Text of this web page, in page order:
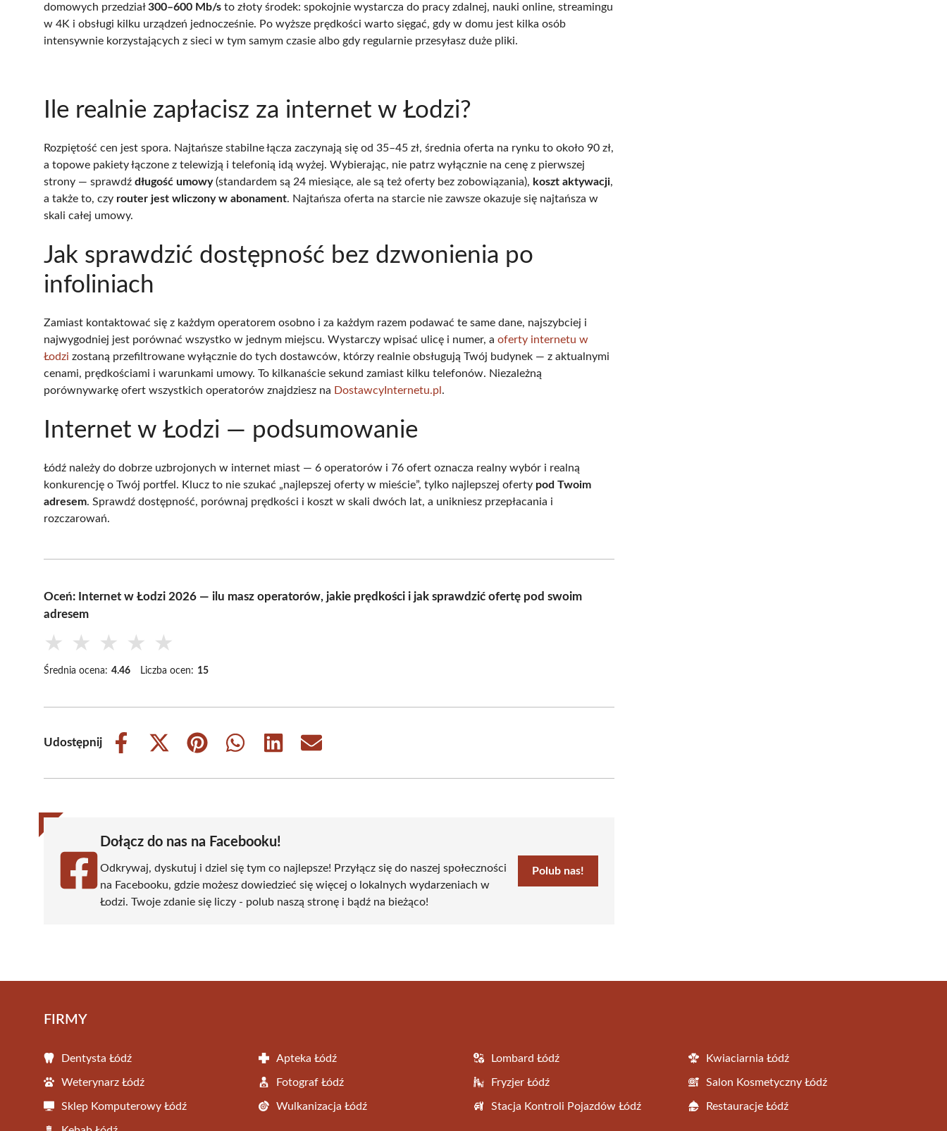
domowych przedział300–600 Mb/s to złoty środek: spokojnie wystarcza do pracy zdalnej, nauki online, streamingu
w 4K i obsługi kilku urządzeń jednocześnie. Po wyższe prędkości warto sięgać, gdy w domu jest kilka osób
intensywnie korzystających z sieci w tym samym czasie albo gdy regularnie przesyłasz duże pliki.
Ile realnie zapłacisz za internet w Łodzi?
Rozpiętość cen jest spora. Najtańsze stabilne łącza zaczynają się od 35–45 zł, średnia oferta na rynku to około 90 zł,
a topowe pakiety łączone z telewizją i telefonią idą wyżej. Wybierając, nie patrz wyłącznie na cenę z pierwszej
strony — sprawdź długość umowy(standardem są 24 miesiące, ale są też oferty bez zobowiązania), koszt aktywacji,
a także to, czy router jest wliczony w abonament. Najtańsza oferta na starcie nie zawsze okazuje się najtańsza w
skali całej umowy.
Jak sprawdzić dostępność bez dzwonienia po
infoliniach
Zamiast kontaktować się z każdym operatorem osobno i za każdym razem podawać te same dane, najszybciej i
najwygodniej jest porównać wszystko w jednym miejscu. Wystarczy wpisać ulicę i numer, a oferty internetu w
Łodzi zostaną przefiltrowane wyłącznie do tych dostawców, którzy realnie obsługują Twój budynek — z aktualnymi
cenami, prędkościami i warunkami umowy. To kilkanaście sekund zamiast kilku telefonów. Niezależną
porównywarkę ofert wszystkich operatorów znajdziesz na DostawcyInternetu.pl .
Internet w Łodzi — podsumowanie
Łódź należy do dobrze uzbrojonych w internet miast — 6 operatorów i 76 ofert oznacza realny wybór i realną
konkurencję o Twój portfel. Klucz to nie szukać „najlepszej oferty w mieście”, tylko najlepszej oferty pod Twoim
adresem. Sprawdź dostępność, porównaj prędkości i koszt w skali dwóch lat, a unikniesz przepłacania i
rozczarowań.
Oceń: Internet w Łodzi 2026 — ilu masz operatorów, jakie prędkości i jak sprawdzić ofertę pod swoim
adresem
★ ★ ★ ★ ★
Średnia ocena: 4.46 Liczba ocen: 15
Udostępnij
Share
Share
(Twitter)
Share
Share
Share
Share
Dołącz do nas na Facebooku!
Odkrywaj, dyskutuj i dziel się tym co najlepsze! Przyłącz się do naszej społeczności
na Facebooku, gdzie możesz dowiedzieć się więcej o lokalnych wydarzeniach w
Łodzi. Twoje zdanie się liczy - polub naszą stronę i bądź na bieżąco!
Polub nas!
FIRMY
Dentysta Łódź Apteka Łódź Lombard Łódź Kwiaciarnia Łódź
Weterynarz Łódź Fotograf Łódź Fryzjer Łódź Salon Kosmetyczny Łódź
Sklep Komputerowy Łódź Wulkanizacja Łódź Stacja Kontroli Pojazdów Łódź Restauracje Łódź